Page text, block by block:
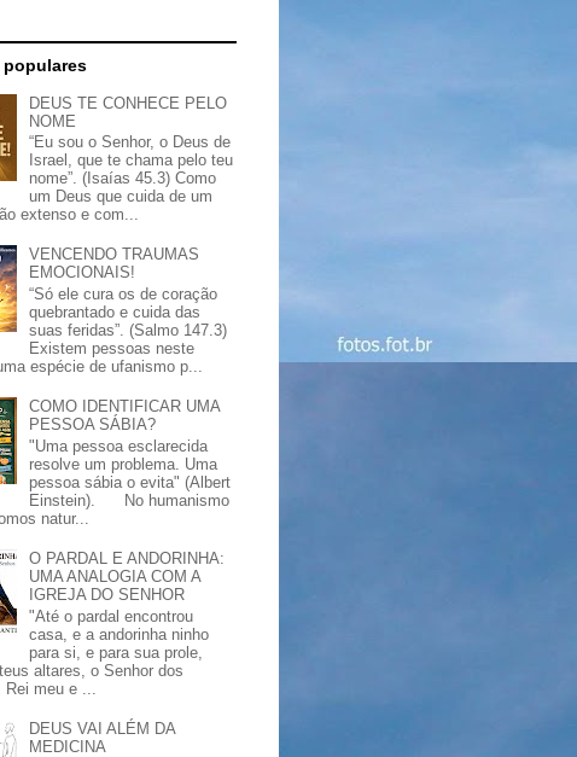
populares
DEUS TE CONHECE PELO
NOME
“Eu sou o Senhor, o Deus de
Israel, que te chama pelo teu
nome”. (Isaías 45.3) Como
um Deus que cuida de um
extenso e com...
VENCENDO TRAUMAS
EMOCIONAIS!
“Só ele cura os de coração
quebrantado e cuida das
suas feridas”. (Salmo 147.3)
Existem pessoas neste
espécie de ufanismo p...
COMO IDENTIFICAR UMA
PESSOA SÁBIA?
"Uma pessoa esclarecida
resolve um problema. Uma
pessoa sábia o evita" (Albert
Einstein). No humanismo
natur...
O PARDAL E ANDORINHA:
UMA ANALOGIA COM A
IGREJA DO SENHOR
"Até o pardal encontrou
casa, e a andorinha ninho
para si, e para sua prole,
altares, o Senhor dos
meu e ...
DEUS VAI ALÉM DA
MEDICINA